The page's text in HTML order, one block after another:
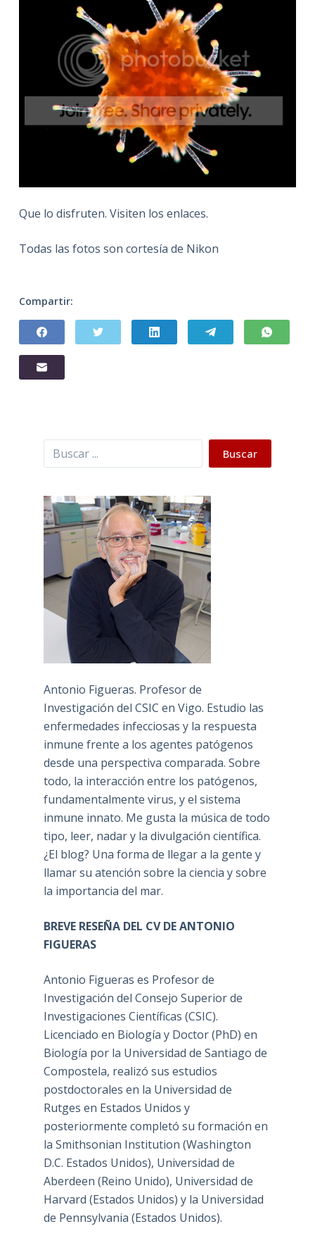
Que lo disfruten. Visiten los enlaces.
Todas las fotos son cortesía de Nikon
Compartir:
Buscar Buscar
Antonio Figueras. Profesor de
Investigación del CSIC en Vigo. Estudio las
enfermedades infecciosas y la respuesta
inmune frente a los agentes patógenos
desde una perspectiva comparada. Sobre
todo, la interacción entre los patógenos,
fundamentalmente virus, y el sistema
inmune innato. Me gusta la música de todo
tipo, leer, nadar y la divulgación científica.
¿El blog? Una forma de llegar a la gente y
llamar su atención sobre la ciencia y sobre
la importancia del mar.
BREVE RESEÑA DEL CV DE ANTONIO
FIGUERAS
Antonio Figueras es Profesor de
Investigación del Consejo Superior de
Investigaciones Científicas (CSIC).
Licenciado en Biología y Doctor (PhD) en
Biología por la Universidad de Santiago de
Compostela, realizó sus estudios
postdoctorales en la Universidad de
Rutges en Estados Unidos y
posteriormente completó su formación en
la Smithsonian Institution (Washington
D.C. Estados Unidos), Universidad de
Aberdeen (Reino Unido), Universidad de
Harvard (Estados Unidos) y la Universidad
de Pennsylvania (Estados Unidos).